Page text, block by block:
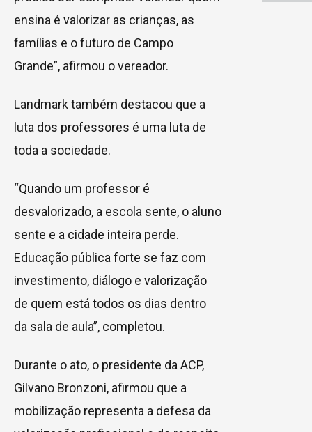
ensina é valorizar as crianças, as
famílias e o futuro de Campo
Grande”, afirmou o vereador.
Landmark também destacou que a
luta dos professores é uma luta de
toda a sociedade.
“Quando um professor é
desvalorizado, a escola sente, o aluno
sente e a cidade inteira perde.
Educação pública forte se faz com
investimento, diálogo e valorização
de quem está todos os dias dentro
da sala de aula”, completou.
Durante o ato, o presidente da ACP,
Gilvano Bronzoni, afirmou que a
mobilização representa a defesa da